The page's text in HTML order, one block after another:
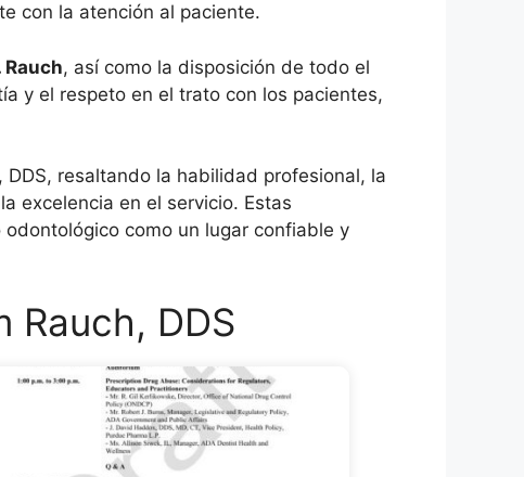
con la atención al paciente.
, así como la disposición de todo el
y el respeto en el trato con los pacientes,
resaltando la habilidad profesional, la
excelencia en el servicio. Estas
como un lugar confiable y
Rauch, DDS